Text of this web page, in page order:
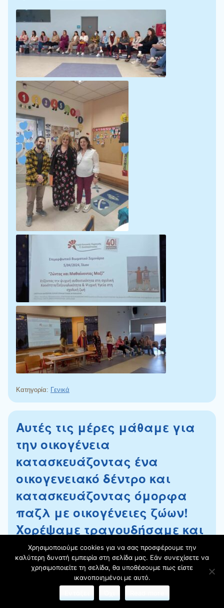
Κατηγορία: Γενικά
Αυτές τις μέρες μάθαμε για
την οικογένεια
κατασκευάζοντας ένα
οικογενειακό δέντρο και
κατασκευάζοντας όμορφα
παζλ με οικογένειες ζώων!
Χορέψαμε τραγουδήσαμε και
παίξαμε πολύ όμορφα
παιχνίδια. Γνωρίσαμε την
κυρά Σαρακοστή καθώς και
τις τροφές που μπορεί και
Χρησιμοποιούμε cookies για να σας προσφέρουμε την
καλύτερη δυνατή εμπειρία στη σελίδα μας. Εάν συνεχίσετε να
χρησιμοποιείτε τη σελίδα, θα υποθέσουμε πως είστε
ικανοποιημένοι με αυτό.